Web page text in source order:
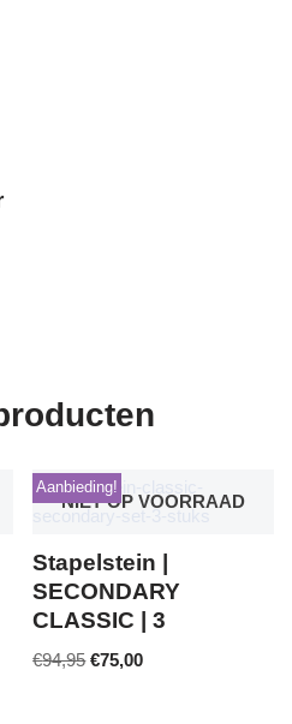
NIET OP VOORRAAD
Aanbieding!
Stapelstein |
SECONDARY
CLASSIC | 3
€94,95 €75,00